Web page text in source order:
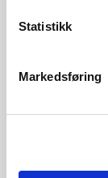
Statistikk
Markedsføring
Breheimen